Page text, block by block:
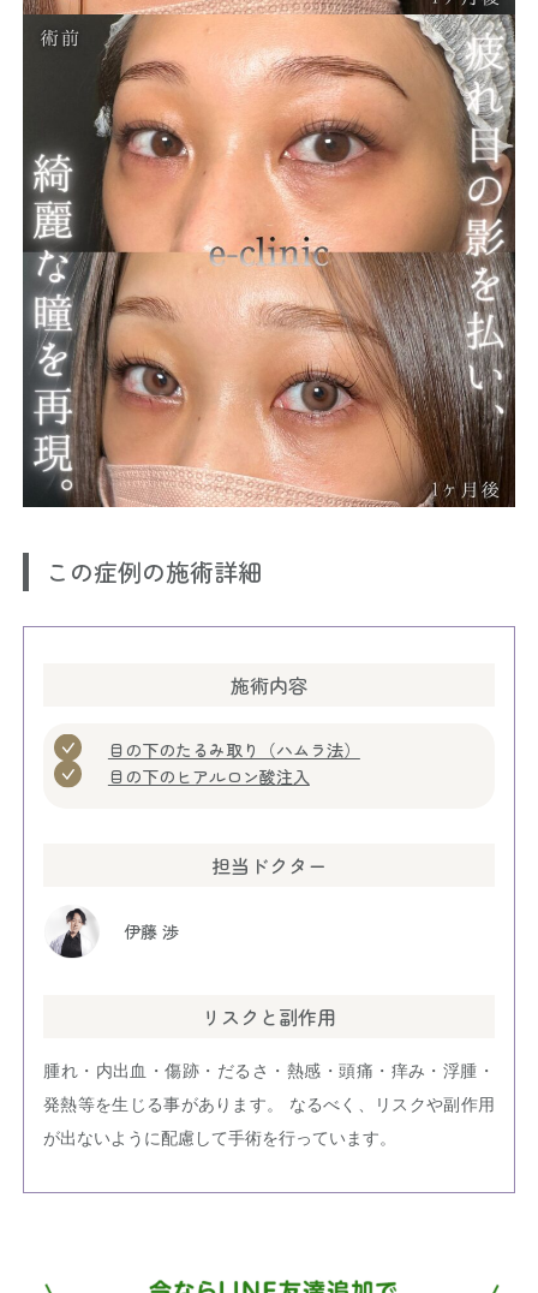
この症例の施術詳細
施術内容
目の下のたるみ取り（ハムラ法）
目の下のヒアルロン酸注入
担当ドクター
伊藤 渉
リスクと副作用
腫れ・内出血・傷跡・だるさ・熱感・頭痛・痒み・浮腫・
発熱等を生じる事があります。 なるべく、リスクや副作用
が出ないように配慮して手術を行っています。